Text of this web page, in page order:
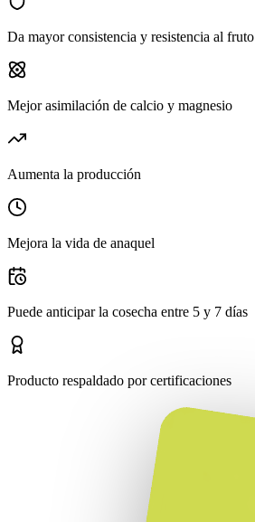
Da mayor consistencia y resistencia al fruto
Mejor asimilación de calcio y magnesio
Aumenta la producción
Mejora la vida de anaquel
Puede anticipar la cosecha entre 5 y 7 días
Producto respaldado por certificaciones